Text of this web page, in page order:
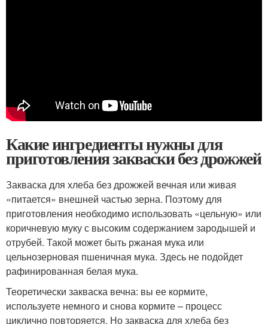
Какие ингредиенты нужны для
приготовления закваски без дрожжей
Закваска для хлеба без дрожжей вечная или живая
«питается» внешней частью зерна. Поэтому для
приготовления необходимо использовать «цельную» или
коричневую муку с высоким содержанием зародышей и
отрубей. Такой может быть ржаная мука или
цельнозерновая пшеничная мука. Здесь не подойдет
рафинированная белая мука.
Теоретически закваска вечна: вы ее кормите,
используете немного и снова кормите – процесс
циклично повторяется. Но закваска для хлеба без